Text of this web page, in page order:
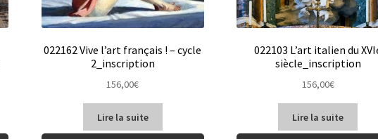
022162 Vive l’art français ! – cycle
2_inscription
156,00€
Lire la suite
022103 L’art italien du
siècle_inscription
156,00€
Lire la suite